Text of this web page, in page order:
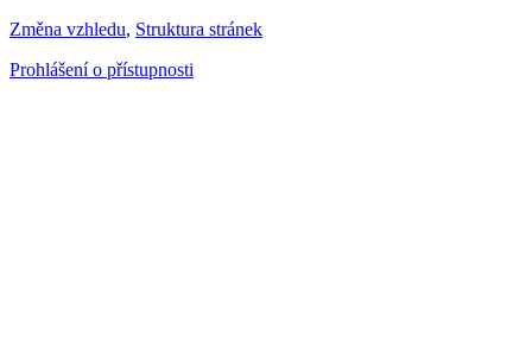
Změna vzhledu, Struktura stránek
Prohlášení o přístupnosti